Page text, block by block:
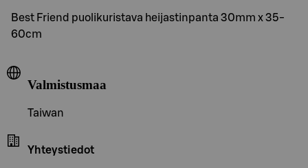
Best Friend puolikuristava heijastinpanta 30mm x 35-
60cm
Valmistusmaa
Taiwan
Yhteystiedot